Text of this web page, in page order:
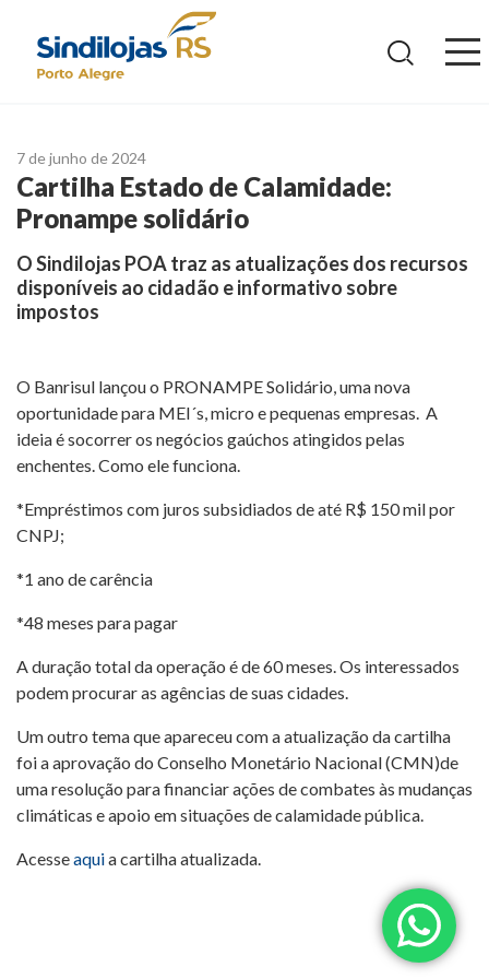
7 de junho de 2024
Cartilha Estado de Calamidade:
Pronampe solidário
O Sindilojas POA traz as atualizações dos recursos
disponíveis ao cidadão e informativo sobre
impostos
O Banrisul lançou o PRONAMPE Solidário, uma nova
oportunidade para MEI´s, micro e pequenas empresas. A
ideia é socorrer os negócios gaúchos atingidos pelas
enchentes. Como ele funciona.
*Empréstimos com juros subsidiados de até R$ 150 mil por
CNPJ;
*1 ano de carência
*48 meses para pagar
A duração total da operação é de 60 meses. Os interessados
podem procurar as agências de suas cidades.
Um outro tema que apareceu com a atualização da cartilha
foi a aprovação do Conselho Monetário Nacional (CMN)de
uma resolução para financiar ações de combates às mudanças
climáticas e apoio em situações de calamidade pública.
Acesseaquia cartilha atualizada.